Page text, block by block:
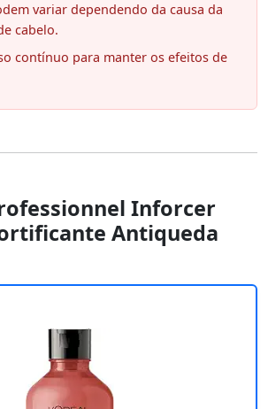
variar dependendo da causa da
cabelo.
contínuo para manter os efeitos de
Inforcer
Antiqueda